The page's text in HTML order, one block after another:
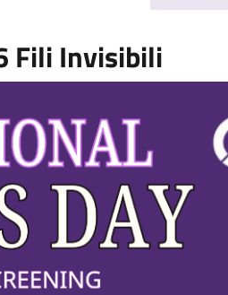
Fili Invisibili